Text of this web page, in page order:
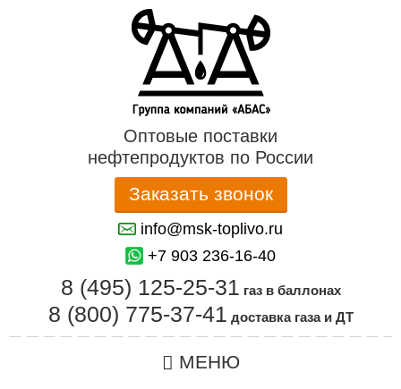
Оптовые поставки
нефтепродуктов по России
Заказать звонок
info@msk-toplivo.ru
+7 903 236-16-40
8 (495) 125-25-31 газ в баллонах
8 (800) 775-37-41 доставка газа и ДТ
МЕНЮ